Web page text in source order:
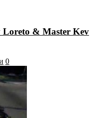
Loreto & Master Kev
0